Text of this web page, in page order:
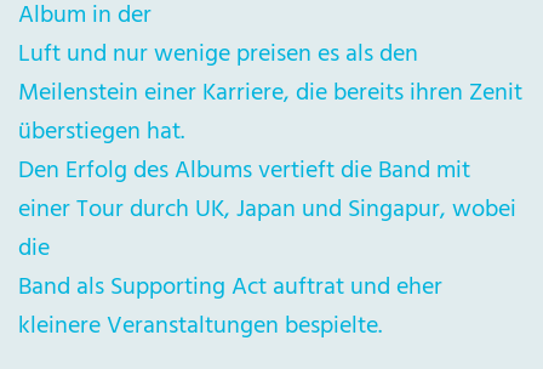
Album in der
Luft und nur wenige preisen es als den
Meilenstein einer Karriere, die bereits ihren Zenit
überstiegen hat.
Den Erfolg des Albums vertieft die Band mit
einer Tour durch UK, Japan und Singapur, wobei
die
Band als Supporting Act auftrat und eher
kleinere Veranstaltungen bespielte.